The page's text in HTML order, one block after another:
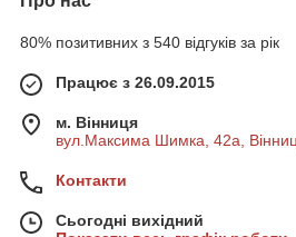
80% позитивних з 540 відгуків за рік
Працює з 26.09.2015
м. Вінниця
вул.Максима Шимка, 42а,
Контакти
Сьогодні вихідний